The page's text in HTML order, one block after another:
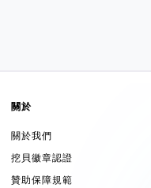
關於
關於我們
挖貝徽章認證
贊助保障規範